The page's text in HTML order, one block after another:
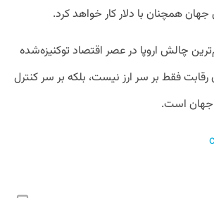
جهان همچنان با دلار کار خواهد کرد.
چالش اروپا در عصر اقتصاد توکنیزه‌شده
رقابت فقط بر سر ارز نیست، بلکه بر سر کنترل
جهان است.